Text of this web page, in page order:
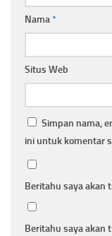
Nama*
Situs Web
Simpan nama,
ini untuk komentar
Beritahu saya akan
Beritahu saya akan